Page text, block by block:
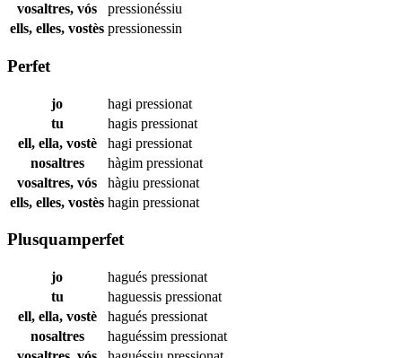
vosaltres, vós
pressionéssiu
ells, elles, vostès pressionessin
Perfet
jo hagi pressionat
tu
hagis pressionat
ell, ella, vostè
hagi pressionat
nosaltres
hàgim pressionat
vosaltres, vós
hàgiu pressionat
ells, elles, vostès hagin pressionat
Plusquamperfet
jo hagués pressionat
tu
haguessis pressionat
ell, ella, vostè
hagués pressionat
nosaltres
haguéssim pressionat